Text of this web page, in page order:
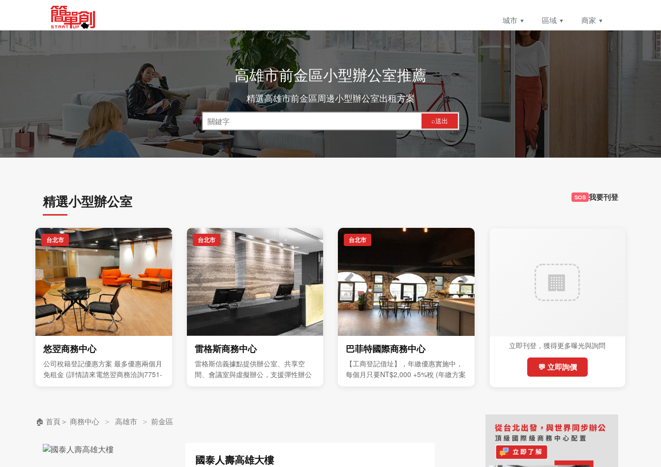
城市 區域 商家
高雄市前金區小型辦公室推薦
精選高雄市前金區周邊小型辦公室出租方案
⌕送出
精選小型辦公室 SOS 我要刊登
台北市
悠翌商務中心
公司稅籍登記優惠方案 最多優惠兩個月
免租金 (詳情請來電悠翌商務洽詢7751-
台北市
雷格斯商務中心
雷格斯信義據點提供辦公室、共享空
間、會議室與虛擬辦公，支援彈性辦公
台北市
巴菲特國際商務中心
【工商登記借址】，年繳優惠實施中，
每個月只要NT$2,000 +5%稅 (年繳方案
立即刊登，獲得更多曝光與詢問
💬 立即詢價
🏠 首頁＞ 商務中心 ＞ 高雄市 ＞ 前金區
國泰人壽高雄大樓